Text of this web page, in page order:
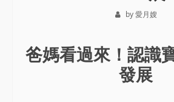
by 愛月嫂
爸媽看過來！認識
發展